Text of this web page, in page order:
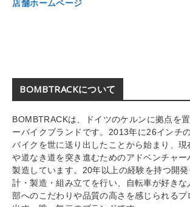
店舗ホームページ
BOMBTRACKについて
BOMBTRACKは、ドイツのケルンに拠点を
ーバイクブランドです。2013年に26インチ
バイクを世に送り出したことから始まり、現
や道なき道を突き進むためのアドベンチャー
製造しています。20年以上の経験を持つ開
計・製造・組み立てを行い、自転車が好きな
部へのこだわりや品質の高さを感じられるプ